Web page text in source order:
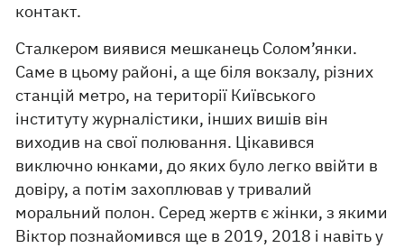
контакт.
Сталкером виявися мешканець Солом’янки.
Саме в цьому районі, а ще біля вокзалу, різних
станцій метро, на території Київського
інституту журналістики, інших вишів він
виходив на свої полювання. Цікавився
виключно юнками, до яких було легко ввійти в
довіру, а потім захоплював у тривалий
моральний полон. Серед жертв є жінки, з якими
Віктор познайомився ще в 2019, 2018 і навіть у